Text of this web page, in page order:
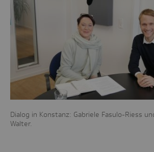
Dialog in Konstanz: Gabriele Fasulo-Riess
Walter.